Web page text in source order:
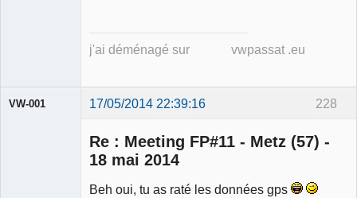
j'ai déménagé sur vwpassat .eu
228
VW-001 17/05/2014 22:39:16
Re : Meeting FP#11 - Metz (57) -
18 mai 2014
Beh oui, tu as raté les données gps